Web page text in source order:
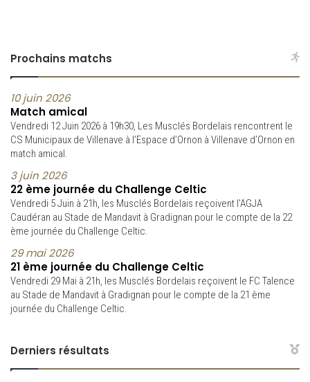
Prochains matchs
10 juin 2026
Match amical
Vendredi 12 Juin 2026 à 19h30, Les Musclés Bordelais rencontrent le
CS Municipaux de Villenave à l’Espace d’Ornon à Villenave d’Ornon en
match amical.
3 juin 2026
22 ème journée du Challenge Celtic
Vendredi 5 Juin à 21h, les Musclés Bordelais reçoivent l’AGJA
Caudéran au Stade de Mandavit à Gradignan pour le compte de la 22
ème journée du Challenge Celtic.
29 mai 2026
21 ème journée du Challenge Celtic
Vendredi 29 Mai à 21h, les Musclés Bordelais reçoivent le FC Talence
au Stade de Mandavit à Gradignan pour le compte de la 21 ème
journée du Challenge Celtic.
Derniers résultats